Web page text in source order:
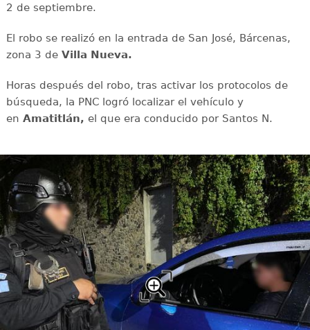
2 de septiembre.
El robo se realizó en la entrada de San José, Bárcenas,
zona 3 de Villa Nueva.
Horas después del robo, tras activar los protocolos de
búsqueda, la PNC logró localizar el vehículo y
en Amatitlán, el que era conducido por Santos N.